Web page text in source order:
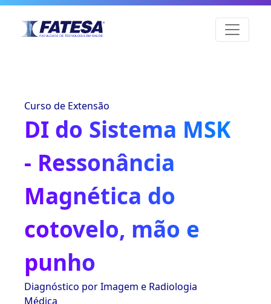
Curso de Extensão
DI do Sistema MSK
- Ressonância
Magnética do
cotovelo, mão e
punho
Diagnóstico por Imagem e Radiologia
Médica